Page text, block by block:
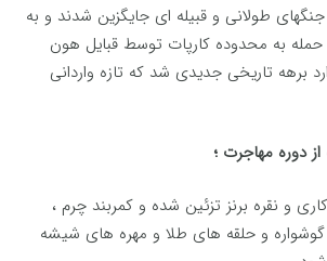
طولانی و قبیله ای جایگزین شدند و به
حمله به محدوده کارپات توسط قبایل هون
برهه تاریخی جدیدی شد که تازه واردانی
دوره مهاجرت ؛
و نقره برنز تزئین شده و کمربند چرم ،
گوشواره و حلقه های طلا و مهره های شیشه